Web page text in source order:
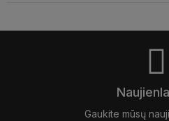
Gaukite mūsų